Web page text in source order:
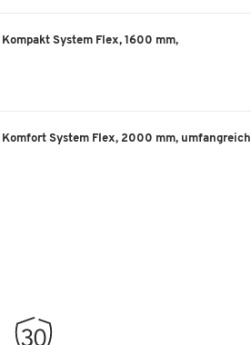
System Flex, 1600 mm,
System Flex, 2000 mm,